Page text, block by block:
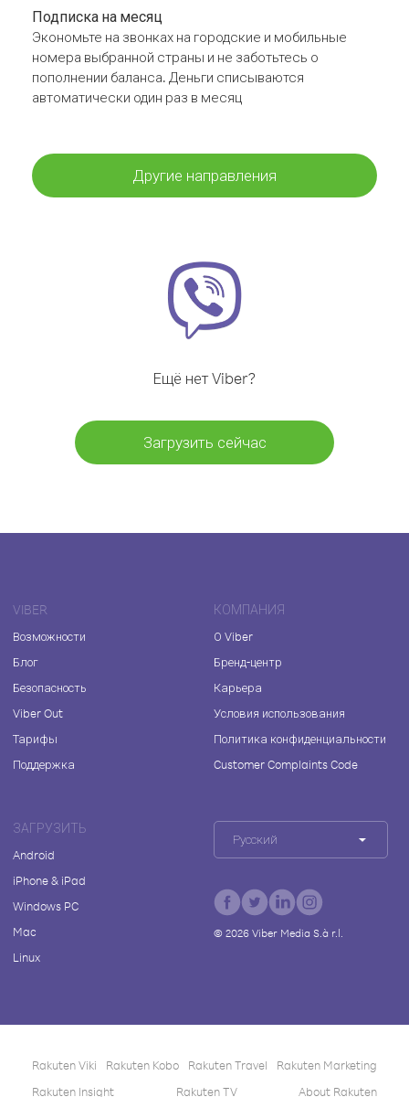
Подписка на месяц
Экономьте на звонках на городские и мобильные
номера выбранной страны и не заботьтесь о
пополнении баланса. Деньги списываются
автоматически один раз в месяц
Другие направления
Ещё нет Viber?
Загрузить сейчас
VIBER
Возможности
Блог
Безопасность
Viber Out
Тарифы
Поддержка
КОМПАНИЯ
О Viber
Бренд-центр
Карьера
Условия использования
Политика конфиденциальности
Customer Complaints Code
ЗАГРУЗИТЬ
Android
iPhone & iPad
Windows PC
Mac
Linux
Русский
© 2026Viber Media S.à r.l.
Rakuten Viki Rakuten Kobo Rakuten Travel
Rakuten Marketing
Rakuten Insight
Rakuten TV About Rakuten